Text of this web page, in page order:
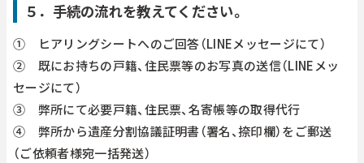
５．手続の流れを教えてください。
① ヒアリングシートへのご回答（LINEメッセージにて）
② 既にお持ちの戸籍、住民票等のお写真の送信（LINEメッ
セージにて）
③ 弊所にて必要戸籍、住民票、名寄帳等の取得代行
④ 弊所から遺産分割協議証明書（署名、捺印欄）をご郵送
（ご依頼者様宛一括発送）